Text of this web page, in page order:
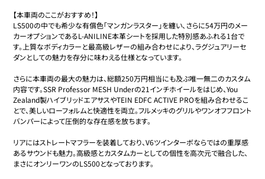
【本車両のここがおすすめ！】
LS500の中でも希少な有償色「マンガンラスター」を纏い、さらに54万円のメー
カーオプションであるL-ANILINE本革シートを採用した特別感あふれる1台で
す。上質なボディカラーと最高級レザーの組み合わせにより、ラグジュアリーセ
ダンとしての魅力を存分に味わえる仕様となっています。
さらに本車両の最大の魅力は、総額250万円相当にも及ぶ唯一無二のカスタム
内容です。SSR Professor MESH Underの21インチホイールをはじめ、You
Zealand製ハイブリッドエアサスやTEIN EDFC ACTIVE PROを組み合わせるこ
とで、美しいローフォルムと快適性を両立。フルメッキのグリルやワンオフフロント
バンパーによって圧倒的な存在感を放ちます。
リアにはストレートマフラーを装着しており、V6ツインターボならではの重厚感
あるサウンドも魅力。高級感とカスタムカーとしての個性を高次元で融合した、
まさにオンリーワンのLS500となっております。